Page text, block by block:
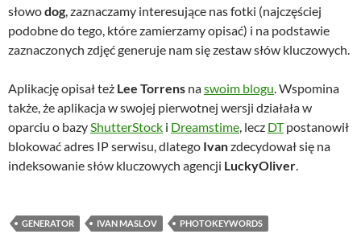
słowodog, zaznaczamy interesujące nas fotki (najczęściej
podobne do tego, które zamierzamy opisać) i na podstawie
zaznaczonych zdjęć generuje nam się zestaw słów kluczowych.
Aplikację opisał też Lee Torrens naswoim blogu. Wspomina
także, że aplikacja w swojej pierwotnej wersji działała w
oparciu o bazyShutterStock i Dreamstime, lecz DTpostanowił
blokować adres IP serwisu, dlatego Ivanzdecydował się na
indeksowanie słów kluczowych agencji LuckyOliver.
GENERATOR IVAN MASLOV PHOTOKEYWORDS